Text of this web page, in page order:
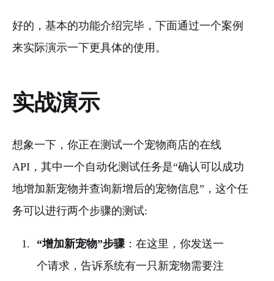
好的，基本的功能介绍完毕，下面通过一个案例
来实际演示一下更具体的使用。
实战演示
想象一下，你正在测试一个宠物商店的在线
API，其中一个自动化测试任务是“确认可以成功
地增加新宠物并查询新增后的宠物信息”，这个任
务可以进行两个步骤的测试:
“增加新宠物”步骤：在这里，你发送一
个请求，告诉系统有一只新宠物需要注